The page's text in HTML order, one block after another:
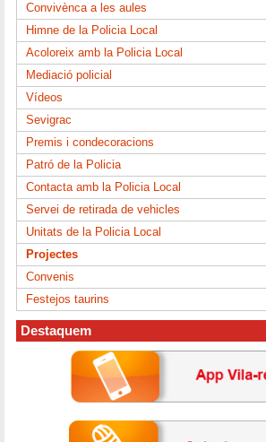
Convivènca a les aules
Himne de la Policia Local
Acoloreix amb la Policia Local
Mediació policial
Vídeos
Sevigrac
Premis i condecoracions
Patró de la Policia
Contacta amb la Policia Local
Servei de retirada de vehicles
Unitats de la Policia Local
Projectes
Convenis
Festejos taurins
Destaquem